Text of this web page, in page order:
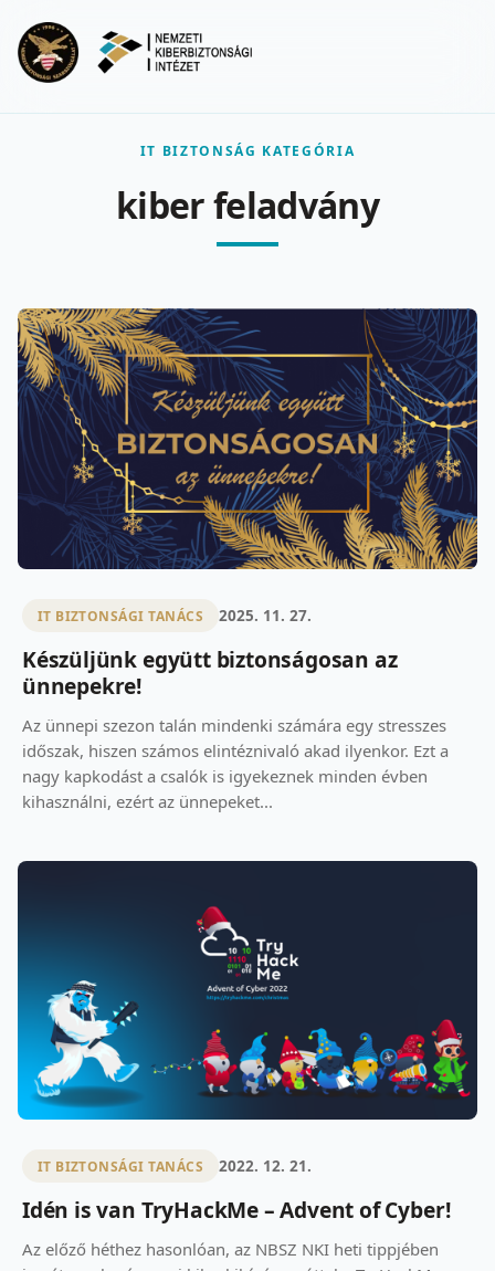
IT BIZTONSÁG KATEGÓRIA
kiber feladvány
IT BIZTONSÁGI TANÁCS 2025. 11. 27.
Készüljünk együtt biztonságosan az
ünnepekre!
Az ünnepi szezon talán mindenki számára egy stresszes
időszak, hiszen számos elintéznivaló akad ilyenkor. Ezt a
nagy kapkodást a csalók is igyekeznek minden évben
kihasználni, ezért az ünnepeket...
IT BIZTONSÁGI TANÁCS 2022. 12. 21.
Idén is van TryHackMe – Advent of Cyber!
Az előző héthez hasonlóan, az NBSZ NKI heti tippjében